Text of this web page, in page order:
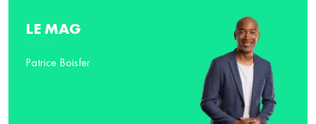
LE MAG
Patrice Boisfer